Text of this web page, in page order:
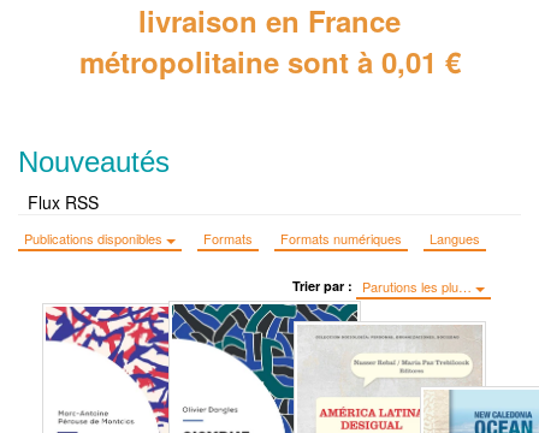
livraison en France
métropolitainesont à 0,01 €
Nouveautés
Flux RSS
Publications disponibles Formats Formats numériques Langues
Trier par : Parutions les plu…